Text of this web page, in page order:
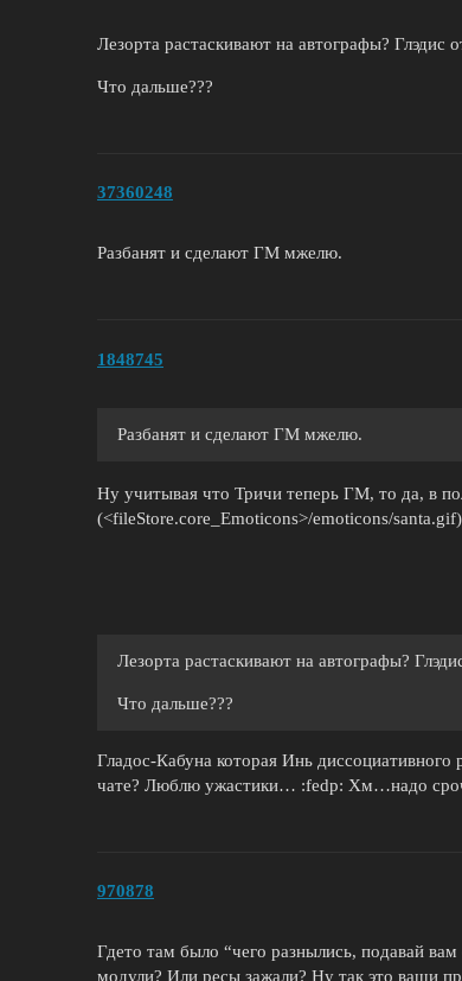
Лезорта растаскивают на автографы? Глэдис
Что дальше???
37360248
Разбанят и сделают ГМ мжелю.
1848745
Разбанят и сделают ГМ мжелю.
Ну учитывая что Тричи теперь ГМ, то да, в
(<fileStore.core_Emoticons>/emoticons/santa.gif)
Лезорта растаскивают на автографы?
Что дальше???
Гладос-Кабуна которая Инь
чате? Люблю ужастики… :fedp: Хм…надо
970878
Гдето там было “чего разнылись, подавай
модули? Или ресы зажали? Ну так это ваши